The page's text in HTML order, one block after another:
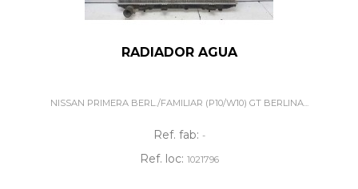
RADIADOR AGUA
NISSAN PRIMERA BERL./FAMILIAR (P10/W10) GT BERLINA...
Ref. fab: -
Ref. loc: 1021796